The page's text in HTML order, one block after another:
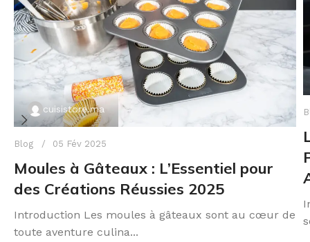
cuisistore.ma
Blog 05 Fév 2025
Moules à Gâteaux : L’Essentiel pour
des Créations Réussies 2025
Introduction Les moules à gâteaux sont au cœur de
toute aventure culina...